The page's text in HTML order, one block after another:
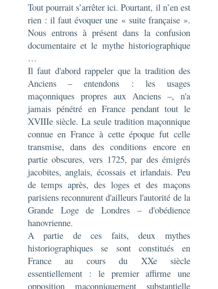
Tout pourrait s’arrêter ici. Pourtant, il n’en est
rien : il faut évoquer une « suite française ».
Nous entrons à présent dans la confusion
documentaire et le mythe historiographique
…
Il faut d'abord rappeler que la tradition des
Anciens – entendons : les usages
maçonniques propres aux Anciens –, n'a
jamais pénétré en France pendant tout le
XVIIIe siècle. La seule tradition maçonnique
connue en France à cette époque fut celle
transmise, dans des conditions encore en
partie obscures, vers 1725, par des émigrés
jacobites, anglais, écossais et irlandais. Peu
de temps après, des loges et des maçons
parisiens reconnurent d'ailleurs l'autorité de la
Grande Loge de Londres – d'obédience
hanovrienne.
A partie de ces faits, deux mythes
historiographiques se sont constitués en
France au cours du XXe siècle
essentiellement : le premier affirme une
opposition maçonniquement substantielle